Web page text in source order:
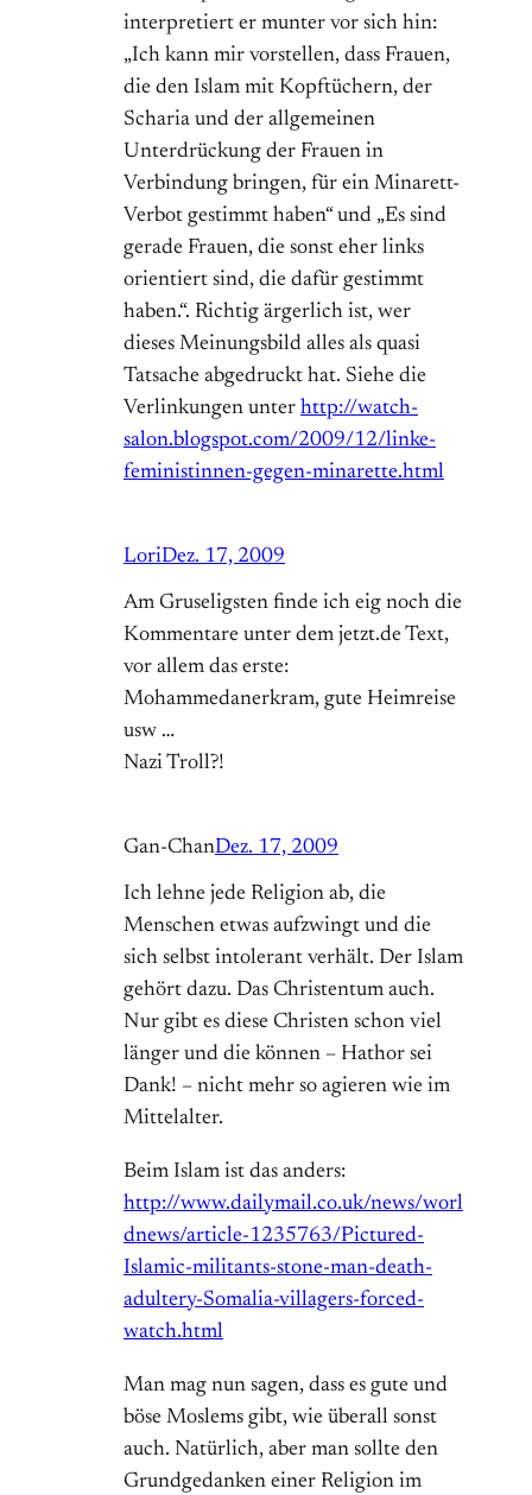
interpretiert er munter vor sich hin:
„Ich kann mir vorstellen, dass Frauen,
die den Islam mit Kopftüchern, der
Scharia und der allgemeinen
Unterdrückung der Frauen in
Verbindung bringen, für ein Minarett-
Verbot gestimmt haben“ und „Es sind
gerade Frauen, die sonst eher links
orientiert sind, die dafür gestimmt
haben.“. Richtig ärgerlich ist, wer
dieses Meinungsbild alles als quasi
Tatsache abgedruckt hat. Siehe die
Verlinkungen unter http://watch-
salon.blogspot.com/2009/12/linke-
feministinnen-gegen-minarette.html
LoriDez. 17, 2009
Am Gruseligsten finde ich eig noch die
Kommentare unter dem jetzt.de Text,
vor allem das erste:
Mohammedanerkram, gute Heimreise
usw …
Nazi Troll?!
Gan-ChanDez. 17, 2009
Ich lehne jede Religion ab, die
Menschen etwas aufzwingt und die
sich selbst intolerant verhält. Der Islam
gehört dazu. Das Christentum auch.
Nur gibt es diese Christen schon viel
länger und die können – Hathor sei
Dank! – nicht mehr so agieren wie im
Mittelalter.
Beim Islam ist das anders:
http://www.dailymail.co.uk/news/worl
dnews/article-1235763/Pictured-
Islamic-militants-stone-man-death-
adultery-Somalia-villagers-forced-
watch.html
Man mag nun sagen, dass es gute und
böse Moslems gibt, wie überall sonst
auch. Natürlich, aber man sollte den
Grundgedanken einer Religion im